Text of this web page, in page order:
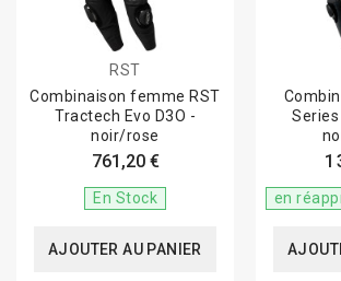
RST
Combinaison femme RST
Tractech Evo D3O -
noir/rose
761,20 €
En Stock
AJOUTER AU PANIER
Series
1
en